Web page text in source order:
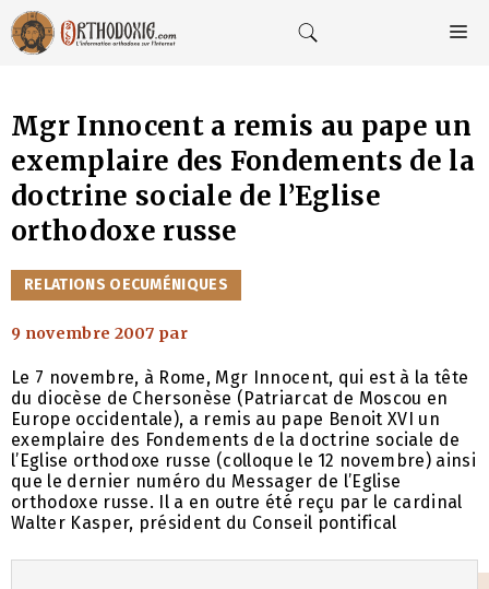
Aller
au
contenu
Mgr Innocent a remis au pape un
exemplaire des Fondements de la
doctrine sociale de l’Eglise
orthodoxe russe
CATÉGORIES
RELATIONS OECUMÉNIQUES
9 novembre 2007 par
Le 7 novembre, à Rome, Mgr Innocent, qui est à la tête
du diocèse de Chersonèse (Patriarcat de Moscou en
Europe occidentale), a remis au pape Benoit XVI un
exemplaire des Fondements de la doctrine sociale de
l’Eglise orthodoxe russe (colloque le 12 novembre) ainsi
que le dernier numéro du Messager de l’Eglise
orthodoxe russe. Il a en outre été reçu par le cardinal
Walter Kasper, président du Conseil pontifical